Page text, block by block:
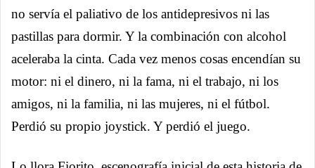
no servía el paliativo de los antidepresivos ni las
pastillas para dormir. Y la combinación con alcohol
aceleraba la cinta. Cada vez menos cosas encendían su
motor: ni el dinero, ni la fama, ni el trabajo, ni los
amigos, ni la familia, ni las mujeres, ni el fútbol.
Perdió su propio joystick. Y perdió el juego.